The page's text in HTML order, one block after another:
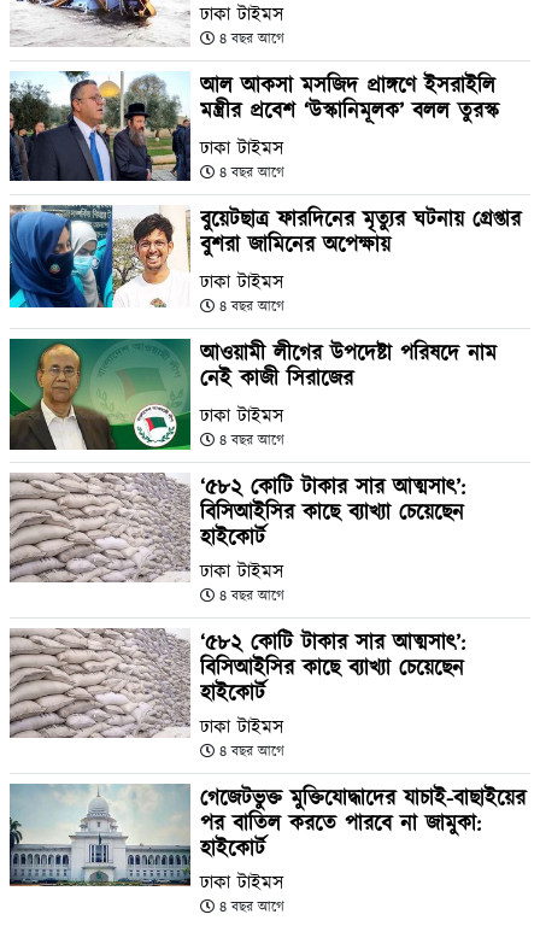
ঢাকা টাইমস
৪ বছর আগে
আল আকসা মসজিদ প্রাঙ্গণে ইসরাইলি
মন্ত্রীর প্রবেশ ‘উস্কানিমূলক’ বলল তুরস্ক
ঢাকা টাইমস
৪ বছর আগে
বুয়েটছাত্র ফারদিনের মৃত্যুর ঘটনায় গ্রেপ্তার
বুশরা জামিনের অপেক্ষায়
ঢাকা টাইমস
৪ বছর আগে
আওয়ামী লীগের উপদেষ্টা পরিষদে নাম
নেই কাজী সিরাজের
ঢাকা টাইমস
৪ বছর আগে
‘৫৮২ কোটি টাকার সার আত্মসাৎ’:
বিসিআইসির কাছে ব্যাখ্যা চেয়েছেন
হাইকোর্ট
ঢাকা টাইমস
৪ বছর আগে
‘৫৮২ কোটি টাকার সার আত্মসাৎ’:
বিসিআইসির কাছে ব্যাখ্যা চেয়েছেন
হাইকোর্ট
ঢাকা টাইমস
৪ বছর আগে
গেজেটভুক্ত মুক্তিযোদ্ধাদের যাচাই-বাছাইয়ের
পর বাতিল করতে পারবে না জামুকা:
হাইকোর্ট
ঢাকা টাইমস
৪ বছর আগে